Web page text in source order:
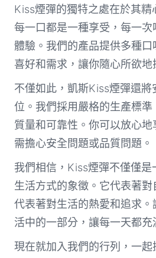
Kiss煙彈的獨特之處在於其精
每一口都是一種享受，每一
體驗。我們的產品提供多種
喜好和需求，讓你隨心所欲地
不僅如此，凱斯Kiss煙彈還將
位。我們採用嚴格的生產標
質量和可靠性。你可以放心
需擔心安全問題或品質問題。
我們相信，Kiss煙彈不僅僅是
生活方式的象徵。它代表著對
代表著對生活的熱愛和追求
活中的一部分，讓每一天都充
現在就加入我們的行列，一